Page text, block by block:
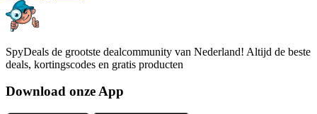
SpyDeals de grootste dealcommunity van Nederland! Altijd de beste
deals, kortingscodes en gratis producten
Download onze App